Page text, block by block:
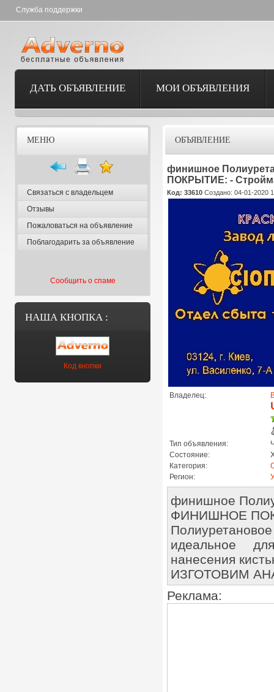
Служба поддержки
ДАТЬ ОБЪЯВЛЕНИЕ МОИ ОБЪЯВЛЕНИЯ
МЕНЮ
Связаться с владельцем
Отзывы
Пожаловаться на объявление
Поблагодарить за объявление
Сообщить о спаме
НАША КНОПКА :
Код кнопки
ОБЪЯВЛЕНИЕ
финишное
ПОКРЫТИЕ: -
Код: 33610 Создано: 04-01-2020
Владелец:
Тип объявления:
Состояние:
Категория:
Регион:
финишное
ФИНИШНОЕ
идеальное
нанесения
ИЗГОТОВИМ
Реклама: